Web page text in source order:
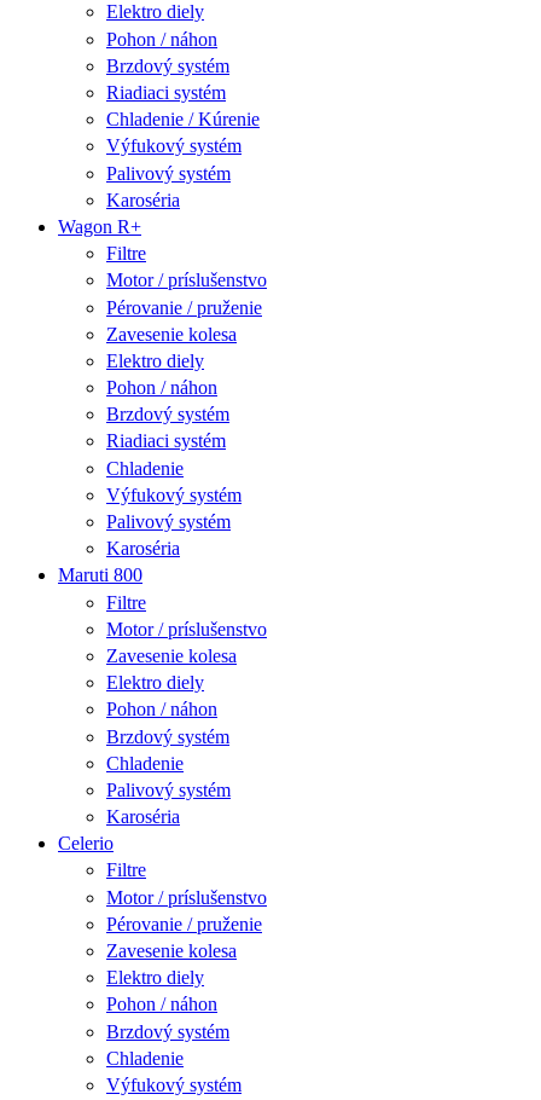
Elektro diely
Pohon / náhon
Brzdový systém
Riadiaci systém
Chladenie / Kúrenie
Výfukový systém
Palivový systém
Karoséria
Wagon R+
Filtre
Motor / príslušenstvo
Pérovanie / pruženie
Zavesenie kolesa
Elektro diely
Pohon / náhon
Brzdový systém
Riadiaci systém
Chladenie
Výfukový systém
Palivový systém
Karoséria
Maruti 800
Filtre
Motor / príslušenstvo
Zavesenie kolesa
Elektro diely
Pohon / náhon
Brzdový systém
Chladenie
Palivový systém
Karoséria
Celerio
Filtre
Motor / príslušenstvo
Pérovanie / pruženie
Zavesenie kolesa
Elektro diely
Pohon / náhon
Brzdový systém
Chladenie
Výfukový systém